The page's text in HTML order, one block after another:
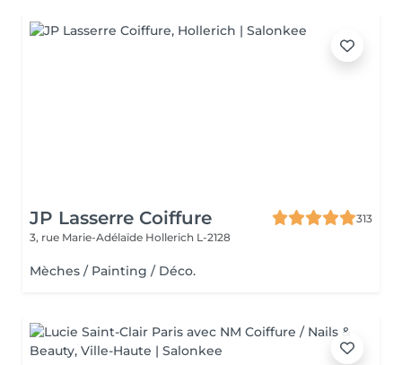
JP Lasserre Coiffure
313
3, rue Marie-Adélaïde Hollerich L-2128
Mèches / Painting / Déco.